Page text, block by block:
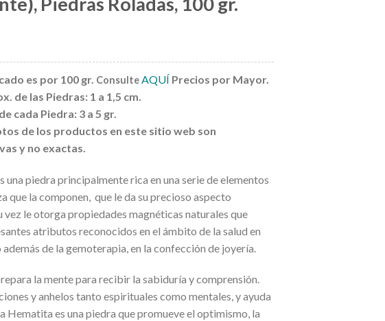
es por 100 gr. Consulte AQUÍ Precios por Mayor.
de las Piedras: 1 a 1,5 cm.
cada Piedra: 3 a 5 gr.
de los productos en este sitio web son
y no exactas.
una piedra principalmente rica en una serie de elementos
que la componen, que le da su precioso aspecto
vez le otorga propiedades magnéticas naturales que
atributos reconocidos en el ámbito de la salud en
además de la gemoterapia, en la confección de joyería.
la mente para recibir la sabiduría y comprensión.
y anhelos tanto espirituales como mentales, y ayuda
Hematita es una piedra que promueve el optimismo, la